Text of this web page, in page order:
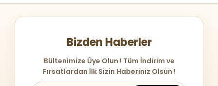
Bizden Haberler
Bültenimize Üye Olun ! Tüm İndirim ve
Fırsatlardan İlk Sizin Haberiniz Olsun !